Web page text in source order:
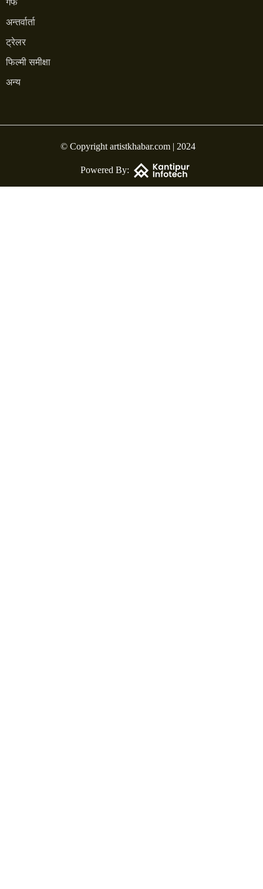
गफ
अन्तर्वार्ता
ट्रेलर
फिल्मी समीक्षा
अन्य
© Copyright artistkhabar.com | 2024
Powered By: